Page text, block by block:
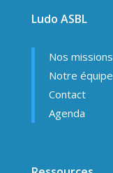
Ludo ASBL
Nos missions
Notre équipe
Contact
Agenda